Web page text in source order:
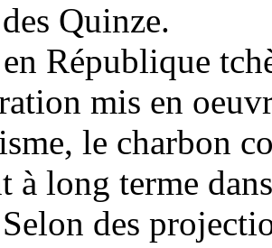
Quinze.
République
mis en
le charbon
à long terme
des